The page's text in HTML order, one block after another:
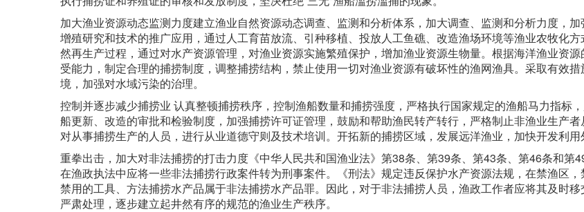
加大渔业资源动态监测力度建立渔业自然资源动态调查、监测和分析体系，加大调查、监测和分析力度，
增殖研究和技术的推广应用，通过人工育苗放流、引种移植、投放人工鱼礁、改造渔场环境等渔业农牧化方
然再生产过程，通过对水产资源管理，对渔业资源实施繁殖保护，增加渔业资源生物量。根据海洋渔业资
受能力，制定合理的捕捞制度，调整捕捞结构，禁止使用一切对渔业资源有破坏性的渔网渔具。采取有效
境，加强对水域污染的治理。
控制并逐步减少捕捞业 认真整顿捕捞秩序，控制渔船数量和捕捞强度，严格执行国家规定的渔船马力指标
船更新、改造的审批和检验制度，加强捕捞许可证管理，鼓励和帮助渔民转产转行，严格制止非渔业生产者
对从事捕捞生产的人员，进行从业道德守则及技术培训。开拓新的捕捞区域，发展远洋渔业，加快开发利用
重拳出击，加大对非法捕捞的打击力度《中华人民共和国渔业法》第38条、第39条、第43条、第46条和第
在渔政执法中应将一些非法捕捞行政案件转为刑事案件。《刑法》规定违反保护水产资源法规，在禁渔区
禁用的工具、方法捕捞水产品属于非法捕捞水产品罪。因此，对于非法捕捞人员，渔政工作者应将其及时
严肃处理，逐步建立起井然有序的规范的渔业生产秩序。